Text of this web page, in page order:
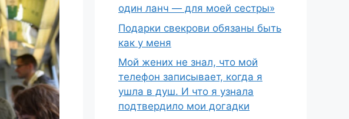
один ланч — для моей сестры»
Подарки свекрови обязаны быть
как у меня
Мой жених не знал, что мой
телефон записывает, когда я
ушла в душ. И что я узнала
подтвердило мои догадки